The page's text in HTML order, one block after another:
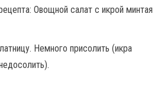
Немного присолить (икра